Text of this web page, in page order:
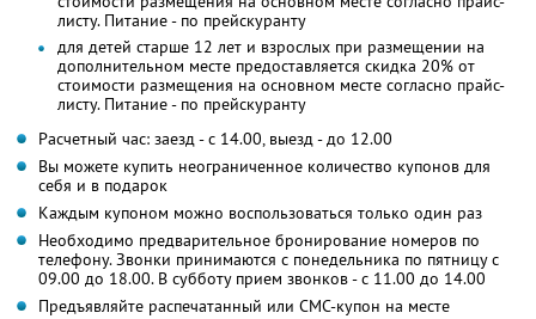
листу. Питание - по прейскуранту
для детей старше 12 лет и взрослых при размещении на
дополнительном месте предоставляется скидка 20% от
стоимости размещения на основном месте согласно прайс-
листу. Питание - по прейскуранту
Расчетный час: заезд - с 14.00, выезд - до 12.00
Вы можете купить неограниченное количество купонов для
себя и в подарок
Каждым купоном можно воспользоваться только один раз
Необходимо предварительное бронирование номеров по
телефону. Звонки принимаются с понедельника по пятницу с
09.00 до 18.00. В субботу прием звонков - с 11.00 до 14.00
Предъявляйте распечатанный или СМС-купон на месте